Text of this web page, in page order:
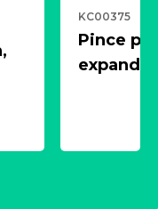
KC00375
Pince